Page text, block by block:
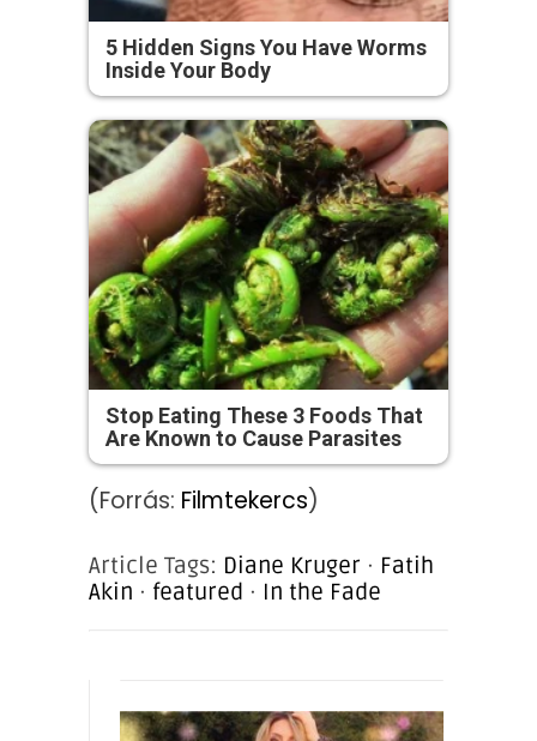
5 Hidden Signs You Have Worms
Inside Your Body
Stop Eating These 3 Foods That
Are Known to Cause Parasites
(Forrás: Filmtekercs)
Article Tags: Diane Kruger · Fatih
Akin · featured · In the Fade